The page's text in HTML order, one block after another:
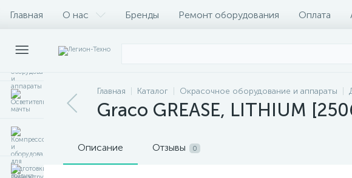
Главная О нас Бренды Ремонт оборудования Оплата
Главная Каталог Окрасочное оборудование и аппараты
Graco GREASE, LITHIUM
Описание Отзывы 0